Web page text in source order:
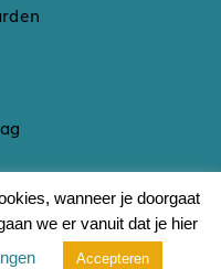
doorDeveloping
wanneer je doorgaat
we er vanuit dat je hier
Accepteren